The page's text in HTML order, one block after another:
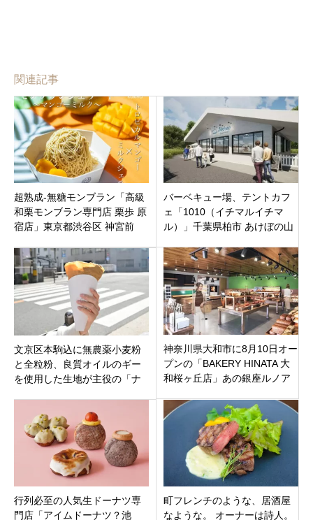
関連記事
超熟成-無糖モンブラン「高級
和栗モンブラン専門店 栗歩 原
宿店」東京都渋谷区 神宮前
バーベキュー場、テントカフ
ェ「1010（イチマルイチマ
ル）」千葉県柏市 あけぼの山
（金）オープン
文京区本駒込に無農薬小麦粉
と全粒粉、良質オイルのギー
を使用した生地が主役の「ナ
神奈川県大和市に8月10日オー
プンの「BAKERY HINATA 大
和桜ヶ丘店」あの銀座ルノア
富な焼き立てパン！
行列必至の人気生ドーナツ専
門店「アイムドーナツ？池
町フレンチのような、居酒屋
なような。 オーナーは詩人。